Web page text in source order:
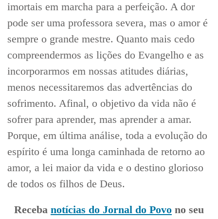
imortais em marcha para a perfeição. A dor
pode ser uma professora severa, mas o amor é
sempre o grande mestre. Quanto mais cedo
compreendermos as lições do Evangelho e as
incorporarmos em nossas atitudes diárias,
menos necessitaremos das advertências do
sofrimento. Afinal, o objetivo da vida não é
sofrer para aprender, mas aprender a amar.
Porque, em última análise, toda a evolução do
espírito é uma longa caminhada de retorno ao
amor, a lei maior da vida e o destino glorioso
de todos os filhos de Deus.
Receba notícias do Jornal do Povo no seu